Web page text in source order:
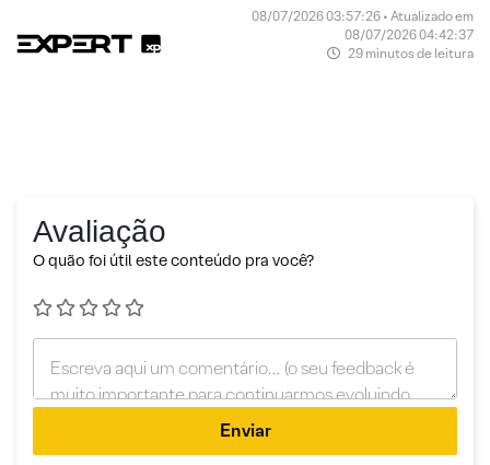
08/07/2026 03:57:26 • Atualizado em
08/07/2026 04:42:37
29 minutos de leitura
Avaliação
O quão foi útil este conteúdo pra você?
Enviar